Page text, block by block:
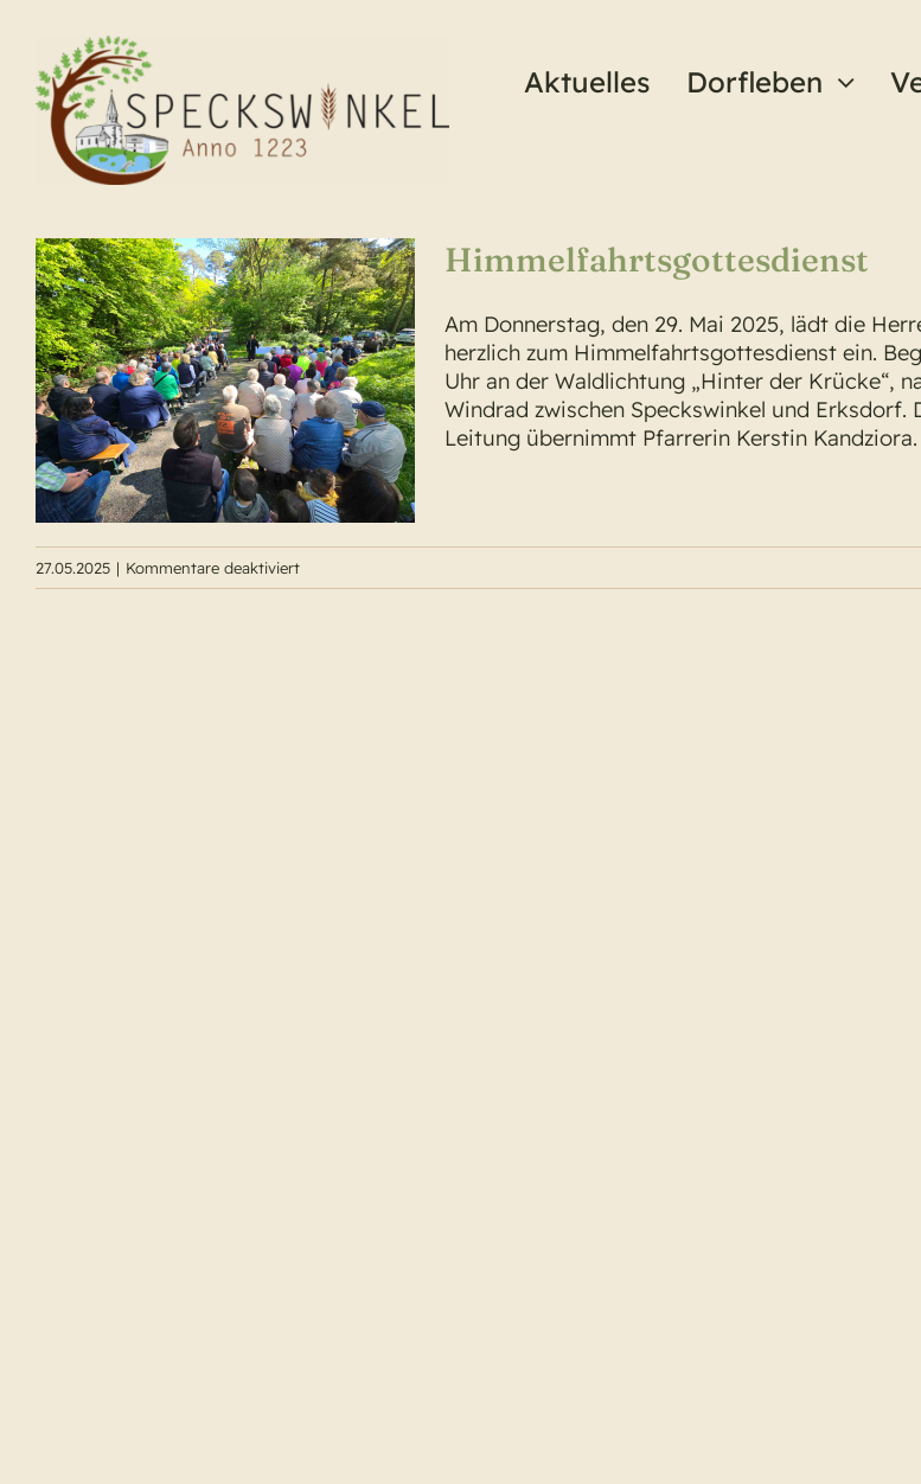
springen
Aktuelles Dorfleben
Himmelfahrtsgottesdienst
Am Donnerstag, den 29. Mai 2025, lädt die
herzlich zum Himmelfahrtsgottesdienst ein.
Uhr an der Waldlichtung „Hinter der Krücke“,
Windrad zwischen Speckswinkel und Erksdorf.
Leitung übernimmt Pfarrerin Kerstin
27.05.2025 | Kommentare deaktiviertfür
Himmelfahrtsgottesdienst